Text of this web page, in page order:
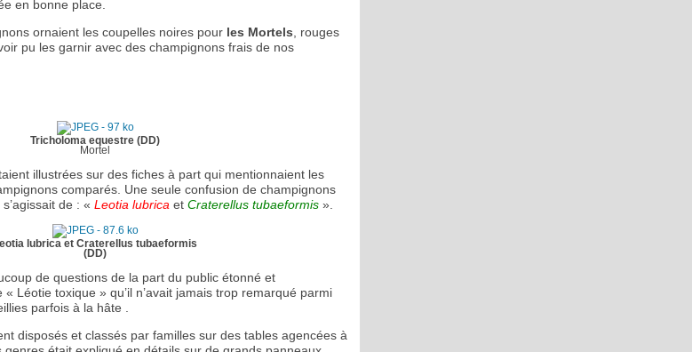
en bonne place.
ornaient les coupelles noires pour les Mortels , rouges
pu les garnir avec des champignons frais de nos
Tricholoma equestre (DD)
Mortel
illustrées sur des fiches à part qui mentionnaient les
comparés. Une seule confusion de champignons
de : « Leotia lubrica et Craterellus tubaeformis».
lubrica et Craterellus tubaeformis
(DD)
de questions de la part du public étonné et
Léotie toxique » qu’il n’avait jamais trop remarqué parmi
parfois à la hâte .
disposés et classés par familles sur des tables agencées à